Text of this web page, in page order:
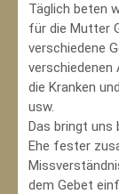
Täglich beten
für die Mutter
verschiedene
verschiedenen
die Kranken
usw.
Das bringt uns
Ehe fester
dem Gebet